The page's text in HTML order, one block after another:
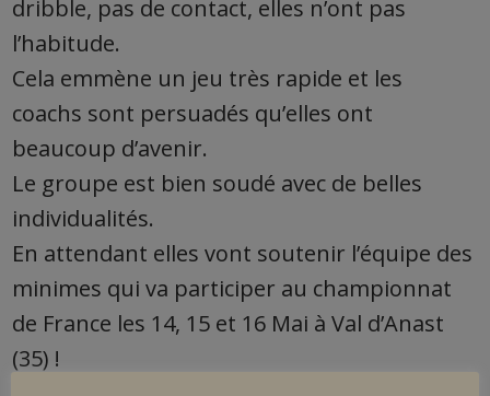
dribble, pas de contact, elles n’ont pas
l’habitude.
Cela emmène un jeu très rapide et les
coachs sont persuadés qu’elles ont
beaucoup d’avenir.
Le groupe est bien soudé avec de belles
individualités.
En attendant elles vont soutenir l’équipe des
minimes qui va participer au championnat
de France les 14, 15 et 16 Mai à Val d’Anast
(35) !